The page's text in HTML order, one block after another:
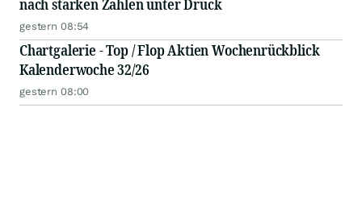
nach starken Zahlen unter Druck
gestern 08:54
Chartgalerie - Top / Flop Aktien Wochenrückblick
Kalenderwoche 32/26
gestern 08:00